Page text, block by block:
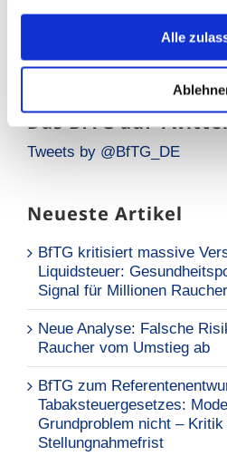
Alle
Das BfTG auf
Tweets by @BfTG_DE
Neueste Artikel
BfTG kritisiert massive
Liquidsteuer:
Signal für Millionen Raucher
Neue Analyse: Falsche
Raucher vom Umstieg ab
BfTG zum
Tabaksteuergesetzes:
Grundproblem nicht – Kritik
Stellungnahmefrist